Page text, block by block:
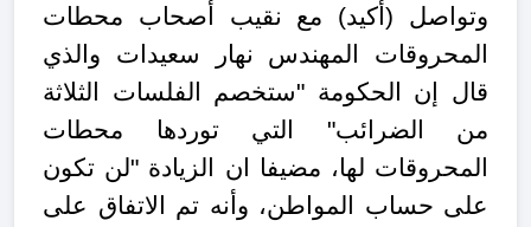
وتواصل (أكيد) مع نقيب أصحاب محطات
المحروقات المهندس نهار سعيدات والذي
قال
إن الحكومة "ستخصم الفلسات الثلاثة
من الضرائب" التي توردها محطات
المحروقات لها، مضيفا ان الزيادة "لن تكون
على حساب المواطن، وأنه تم الاتفاق على